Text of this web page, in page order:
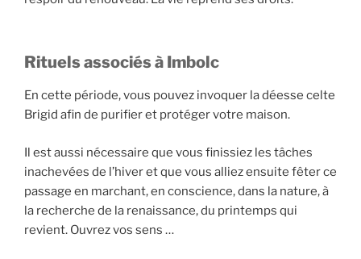
Rituels associés à Imbolc
En cette période, vous pouvez invoquer la déesse celte
Brigid afin de purifier et protéger votre maison.
Il est aussi nécessaire que vous finissiez les tâches
inachevées de l’hiver et que vous alliez ensuite fêter ce
passage en marchant, en conscience, dans la nature, à
la recherche de la renaissance, du printemps qui
revient. Ouvrez vos sens …